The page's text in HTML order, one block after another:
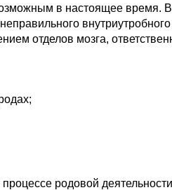
в настоящее время.
отделов мозга,
родовой